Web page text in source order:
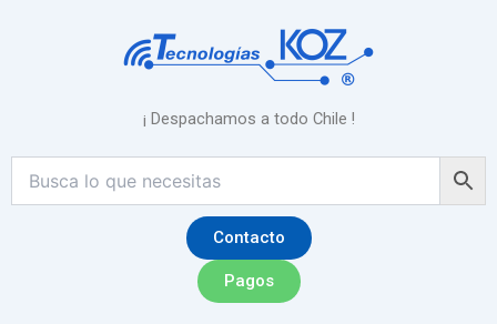
¡ Despachamos a todo Chile !
Contacto
Pagos